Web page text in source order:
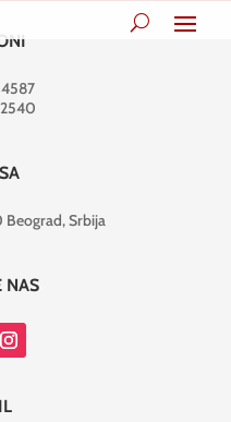
Beograd, Srbija
NAS